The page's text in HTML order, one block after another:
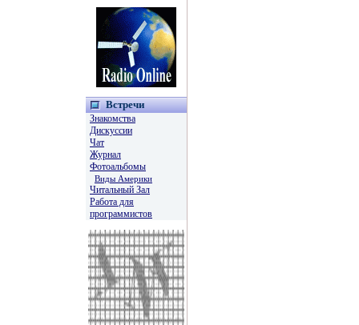
Встречи
Знакомства
Дискуссии
Чат
Журнал
Фотоальбомы
Виды Америки
Читальный Зал
Работа для
программистов